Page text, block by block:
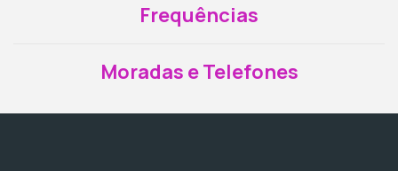
Frequências
Moradas e Telefones